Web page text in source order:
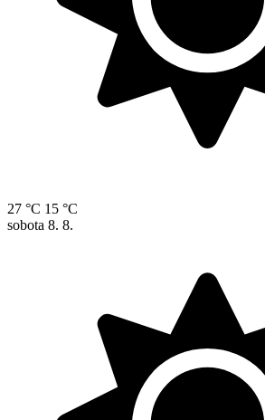
27 °C 15 °C
sobota 8. 8.